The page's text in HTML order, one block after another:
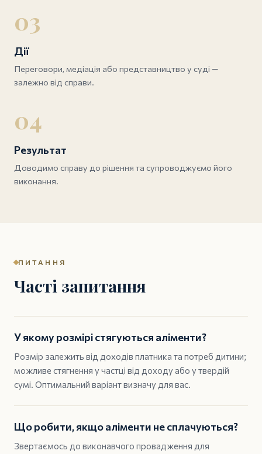
03
Дії
Переговори, медіація або представництво у суді —
залежно від справи.
04
Результат
Доводимо справу до рішення та супроводжуємо його
виконання.
ПИТАННЯ
Часті запитання
У якому розмірі стягуються аліменти?
Розмір залежить від доходів платника та потреб дитини;
можливе стягнення у частці від доходу або у твердій
сумі. Оптимальний варіант визначу для вас.
Що робити, якщо аліменти не сплачуються?
Звертаємось до виконавчого провадження для